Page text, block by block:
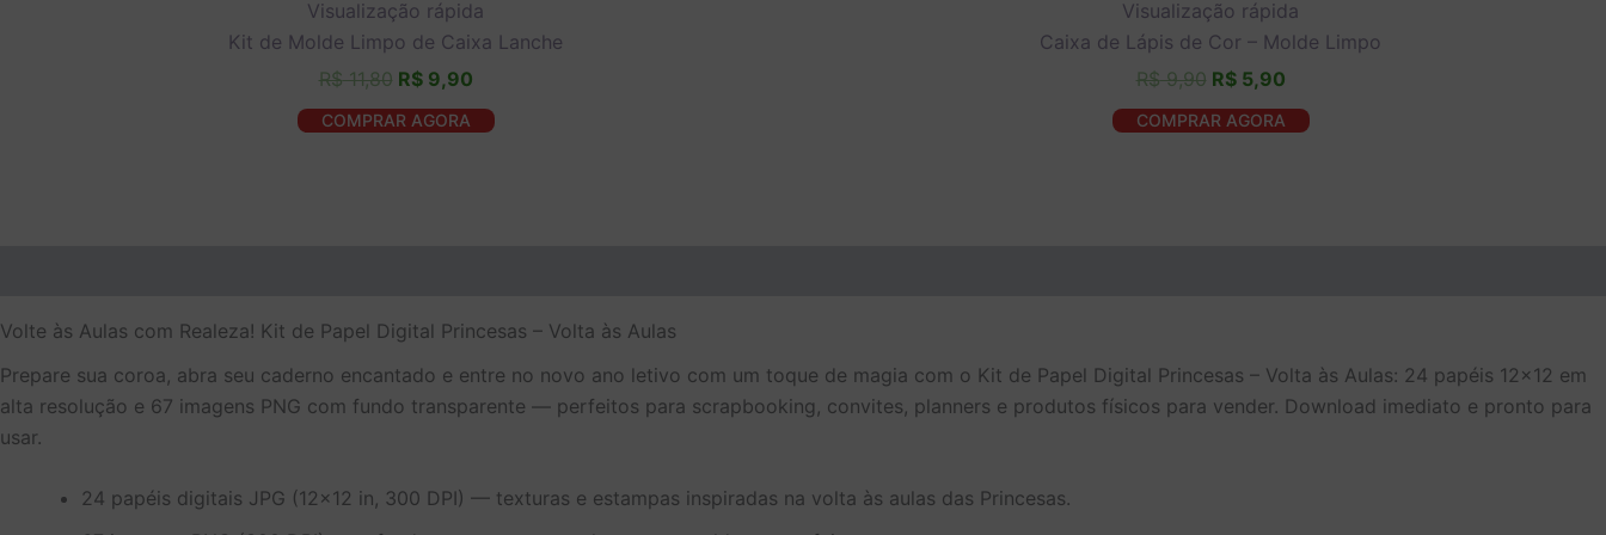
Visualização rápida
Kit de Molde Limpo de Caixa Lanche
R$11,80
original
era:
R$ 11,80.
R$9,90
atual
R$ 9,90.
COMPRAR AGORA
Visualização rápida
Caixa de Lápis de Cor – Molde Limpo
R$9,90
original
era:
R$ 9,90.
R$5,90
atual
é:
R$ 5,90.
COMPRAR AGORA
Volte às Aulas com Realeza! Kit de Papel Digital Princesas – Volta às Aulas
Prepare sua coroa, abra seu caderno encantado e entre no novo ano letivo com um toque de magia com o Kit de Papel Digital Princesas – Volta às Aulas: 24 papéis 12×12 em
alta resolução e 67 imagens PNG com fundo transparente — perfeitos para scrapbooking, convites, planners e produtos físicos para vender. Download imediato e pronto para
usar.
24 papéis digitais JPG (12×12 in, 300 DPI) — texturas e estampas inspiradas na volta às aulas das Princesas.